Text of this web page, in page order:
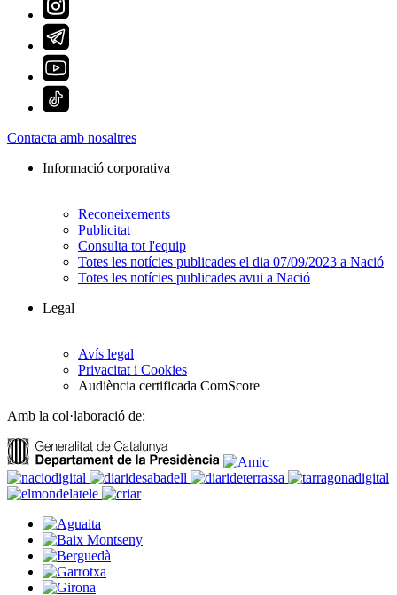
Contacta amb nosaltres
Informació corporativa
Reconeixements
Publicitat
Consulta tot l'equip
Totes les notícies publicades el dia 07/09/2023 a Nació
Totes les notícies publicades avui a Nació
Legal
Avís legal
Privacitat i Cookies
Audiència certificada ComScore
Amb la col·laboració de: